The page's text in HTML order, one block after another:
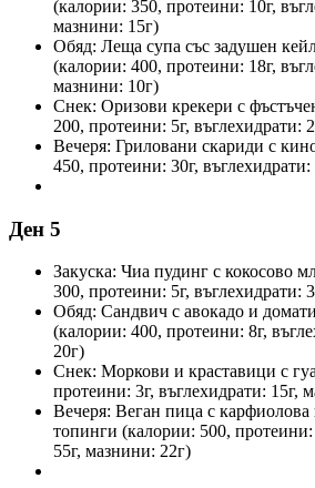
(калории: 350, протеини: 10г,
мазнини: 15г)
Обяд: Леща супа със задушен
(калории: 400, протеини: 18г,
мазнини: 10г)
Снек: Оризови крекери с
200, протеини: 5г, въглехидрати:
Вечеря: Гриловани скариди с
450, протеини: 30г,
Ден 5
Закуска: Чиа пудинг с кокосово
300, протеини: 5г, въглехидрати:
Обяд: Сандвич с авокадо и
(калории: 400, протеини: 8г,
20г)
Снек: Моркови и краставици с
протеини: 3г, въглехидрати: 15г,
Вечеря: Веган пица с карфиолова
топинги (калории: 500, протеини:
55г, мазнини: 22г)